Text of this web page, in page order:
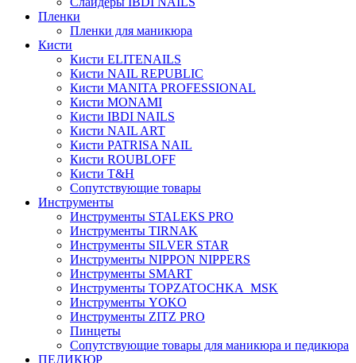
Пленки
Пленки для маникюра
Кисти
Кисти ELITENAILS
Кисти NAIL REPUBLIC
Кисти MANITA PROFESSIONAL
Кисти MONAMI
Кисти IBDI NAILS
Кисти NAIL ART
Кисти PATRISA NAIL
Кисти ROUBLOFF
Кисти T&H
Сопутствующие товары
Инструменты
Инструменты STALEKS PRO
Инструменты TIRNAK
Инструменты SILVER STAR
Инструменты NIPPON NIPPERS
Инструменты SMART
Инструменты TOPZATOCHKA_MSK
Инструменты YOKO
Инструменты ZITZ PRO
Пинцеты
Сопутствующие товары для маникюра и педикюра
ПЕДИКЮР